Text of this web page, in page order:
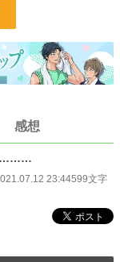
感想
………
23:44599文字